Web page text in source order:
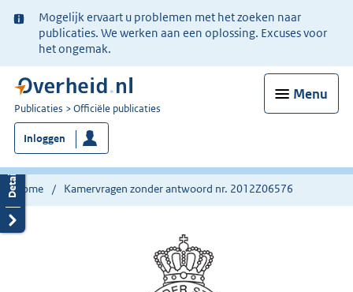
Ter
informatie:
Mogelijk ervaart u problemen met het zoeken naar
publicaties. We werken aan een oplossing. Excuses voor
het ongemak.
Menu
U
bent
nu
hier:
Publicaties Officiële publicaties
Inloggen
Home Kamervragen zonder antwoord nr. 2012Z06576